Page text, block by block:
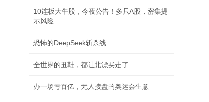
财经要闻